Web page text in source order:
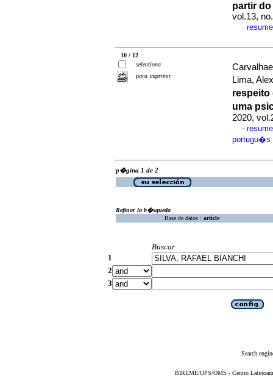
partir
vol.13,
·
10 / 12
selecciona
para imprimir
Lima,
respeito
uma
2020,
·
portugu�s
p�gina 1 de 2
Refinar la b�squeda
Base de datos : article
Buscar
1
2
3
Search
BIREME/OPS/OMS - Centro